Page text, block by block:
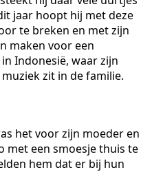
jaar hoopt hij met deze
te breken en met zijn
maken voor een
Indonesië, waar zijn
zit in de familie.
het voor zijn moeder en
met een smoesje thuis te
hem dat er bij hun